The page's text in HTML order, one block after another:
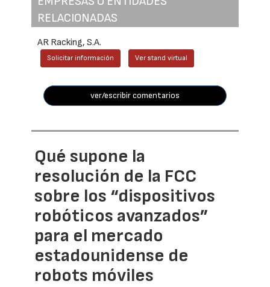
RELACIONADAS
AR Racking, S.A.
Solicitar información Ver stand virtual
ver/escribir comentarios
Qué supone la
resolución de la FCC
sobre los “dispositivos
robóticos avanzados”
para el mercado
estadounidense de
robots móviles